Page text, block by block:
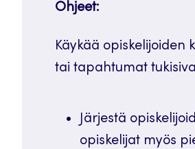
Ohjeet:
Käykää opiskelijoiden
tai tapahtumat
Järjestä
opiskelijat myös